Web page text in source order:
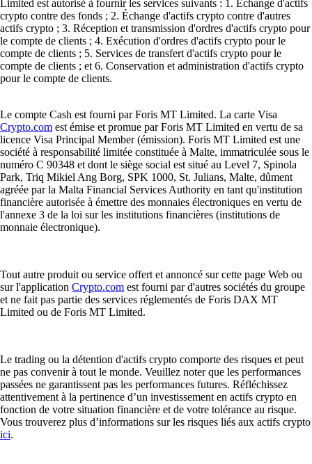
Limited est autorisé à fournir les services suivants : 1. Échange d'actifs
crypto contre des fonds ; 2. Échange d'actifs crypto contre d'autres
actifs crypto ; 3. Réception et transmission d'ordres d'actifs crypto pour
le compte de clients ; 4. Exécution d'ordres d'actifs crypto pour le
compte de clients ; 5. Services de transfert d'actifs crypto pour le
compte de clients ; et 6. Conservation et administration d'actifs crypto
pour le compte de clients.
Le compte Cash est fourni par Foris MT Limited. La carte Visa
Crypto.com est émise et promue par Foris MT Limited en vertu de sa
licence Visa Principal Member (émission). Foris MT Limited est une
société à responsabilité limitée constituée à Malte, immatriculée sous le
numéro C 90348 et dont le siège social est situé au Level 7, Spinola
Park, Triq Mikiel Ang Borg, SPK 1000, St. Julians, Malte, dûment
agréée par la Malta Financial Services Authority en tant qu'institution
financière autorisée à émettre des monnaies électroniques en vertu de
l'annexe 3 de la loi sur les institutions financières (institutions de
monnaie électronique).
Tout autre produit ou service offert et annoncé sur cette page Web ou
sur l'application Crypto.com est fourni par d'autres sociétés du groupe
et ne fait pas partie des services réglementés de Foris DAX MT
Limited ou de Foris MT Limited.
Le trading ou la détention d'actifs crypto comporte des risques et peut
ne pas convenir à tout le monde. Veuillez noter que les performances
passées ne garantissent pas les performances futures. Réfléchissez
attentivement à la pertinence d’un investissement en actifs crypto en
fonction de votre situation financière et de votre tolérance au risque.
Vous trouverez plus d’informations sur les risques liés aux actifs crypto
ici.